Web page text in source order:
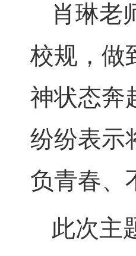
肖琳老
校规，做
神状态奔
纷纷表示
负青春、
此次主